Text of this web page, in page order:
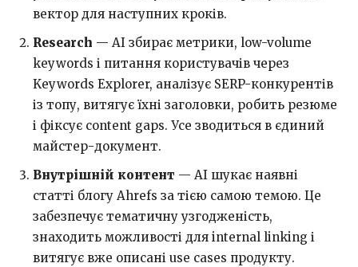
вектор для наступних кроків.
Research — AI збирає метрики, low-volume
keywords і питання користувачів через
Keywords Explorer, аналізує SERP-конкурентів
із топу, витягує їхні заголовки, робить резюме
і фіксує content gaps. Усе зводиться в єдиний
майстер-документ.
Внутрішній контент — AI шукає наявні
статті блогу Ahrefs за тією самою темою. Це
забезпечує тематичну узгодженість,
знаходить можливості для internal linking і
витягує вже описані use cases продукту.